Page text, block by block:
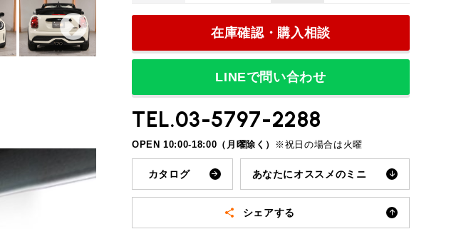
ROVER MINI サービス工場
iR MAKERS
ボーナス月数
在庫確認・購入相談
LINEで問い合わせ
TEL.03-5797-2288
OPEN 10:00-18:00（月曜除く） ※祝日の場合は火曜
カタログ あなたにオススメのミニ
シェアする
メールで送る